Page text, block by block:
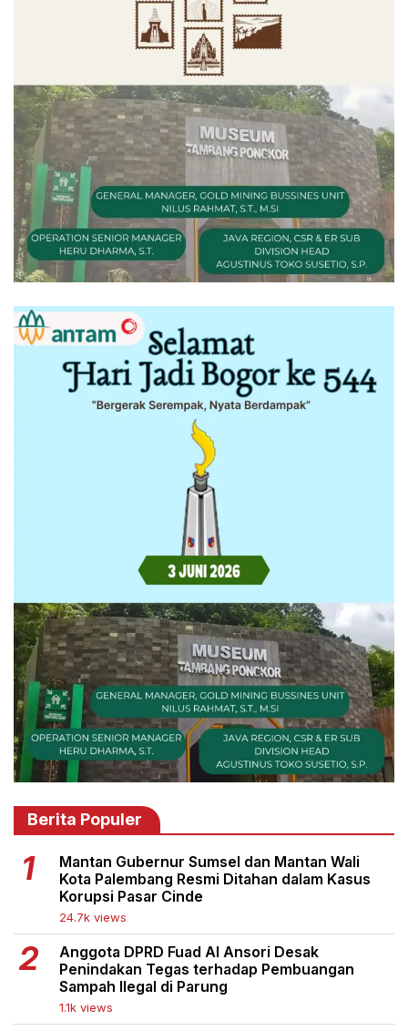
Berita Populer
Mantan Gubernur Sumsel dan Mantan Wali
Kota Palembang Resmi Ditahan dalam Kasus
Korupsi Pasar Cinde
24.7k views
Anggota DPRD Fuad Al Ansori Desak
Penindakan Tegas terhadap Pembuangan
Sampah Ilegal di Parung
1.1k views